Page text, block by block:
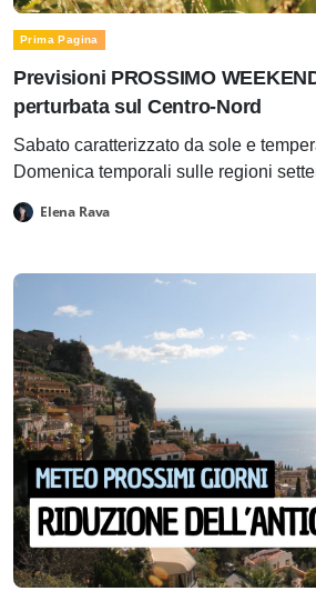
Prima Pagina
Previsioni PROSSIMO
perturbata sul Centro-Nord
Sabato caratterizzato da sole e
Domenica temporali sulle regioni
Elena Rava